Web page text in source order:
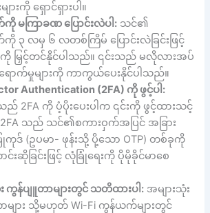
ားကို ရှောင်ရှားပါ။
မကြာခဏ ပြောင်းလဲပါ: သင်၏
၃ လမှ ၆ လတစ်ကြိမ် ပြောင်းလဲခြင်းဖြင့်
ကို မြှင့်တင်နိုင်ပါသည်။ ၎င်းသည် မလိုလားအပ်
ောက်မှုများကို ကာကွယ်ပေးနိုင်ပါသည်။
Authentication (2FA) ကို ဖွင့်ပါ:
သည် 2FA ကို ပံ့ပိုးပေးပါက ၎င်းကို ဖွင့်ထားသင့်
သည် သင်၏စကားဝှက်အပြင် အခြား
ဒ် (ဥပမာ- ဖုန်းသို့ ပို့သော OTP) တစ်ခုကို
းဆိုခြင်းဖြင့် လုံခြုံရေးကို ပိုမိုခိုင်မာစေ
ကွန်ပျူတာများတွင် သတိထားပါ: အများသုံး
များ သို့မဟုတ် Wi-Fi ကွန်ယက်များတွင်